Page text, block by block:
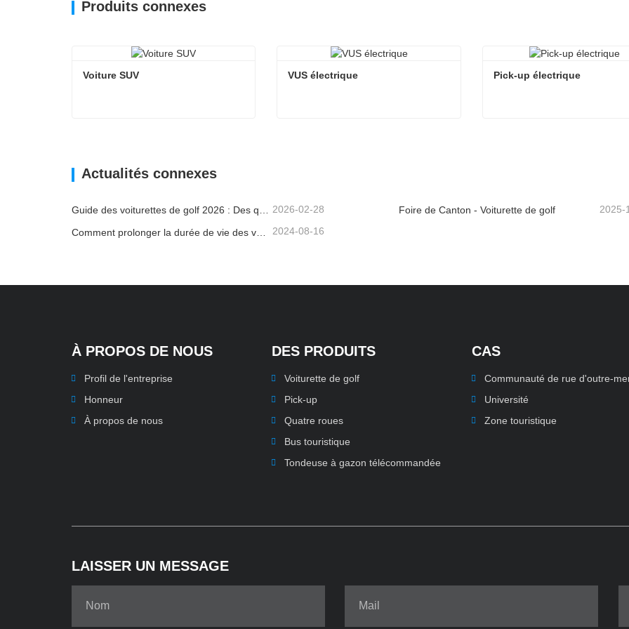
Produits connexes
Voiture SUV VUS électrique Pick-up électrique
Actualités connexes
Guide des voiturettes de golf 2026 : Des quartiers résidentiels aux complexes hôteliers – Comment choisir le véhicule polyvalent idéal ? 2026-02-28 Foire de Canton - Voiturette de golf 2025-
2024-08-16
À PROPOS DE NOUS
Profil de l'entreprise
Honneur
À propos de nous
DES PRODUITS
Voiturette de golf
Pick-up
Quatre roues
Bus touristique
Tondeuse à gazon télécommandée
CAS
Communauté de rue d'outre-
Université
Zone touristique
LAISSER UN MESSAGE